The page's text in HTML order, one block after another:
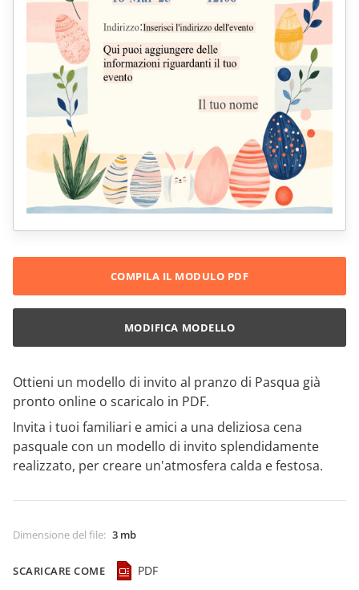
Ottieni un modello di invito al pranzo di Pasqua già
pronto online o scaricalo in PDF.
Invita i tuoi familiari e amici a una deliziosa cena
pasquale con un modello di invito splendidamente
realizzato, per creare un'atmosfera calda e festosa.
Dimensione del file: 3 mb
SCARICARE COME PDF
COMPILA IL MODULO PDF
MODIFICA MODELLO